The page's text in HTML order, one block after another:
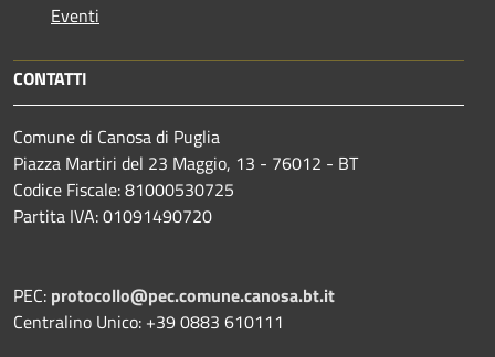
Eventi
CONTATTI
Comune di Canosa di Puglia
Piazza Martiri del 23 Maggio, 13 - 76012 - BT
Codice Fiscale: 81000530725
Partita IVA: 01091490720
PEC: protocollo@pec.comune.canosa.bt.it
Centralino Unico: +39 0883 610111